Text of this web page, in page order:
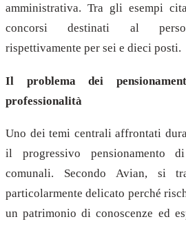
amministrativa. Tra gli esempi
concorsi destinati al
rispettivamente per sei e dieci posti.
Il problema dei
professionalità
Uno dei temi centrali affrontati
il progressivo pensionamento
comunali. Secondo Avian, si
particolarmente delicato perché
un patrimonio di conoscenze ed